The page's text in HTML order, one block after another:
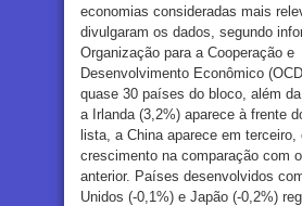
economias consideradas mais
divulgaram os dados, segundo
Organização para a Cooperação e
Desenvolvimento Econômico
quase 30 países do bloco, além
a Irlanda (3,2%) aparece à frente
lista, a China aparece em
crescimento na comparação com
anterior. Países desenvolvidos
Unidos (-0,1%) e Japão (-0,2%)